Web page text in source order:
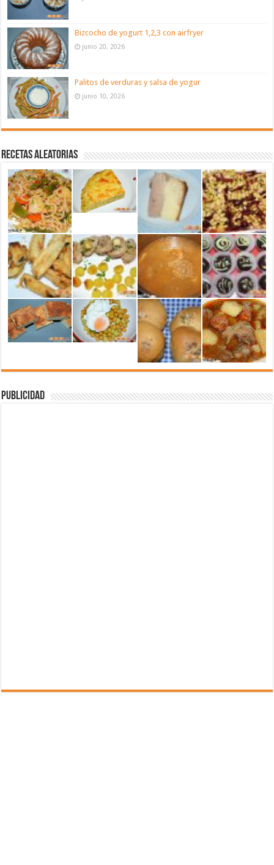
Bizcocho de yogurt 1,2,3 con airfryer
junio 20, 2026
Palitos de verduras y salsa de yogur
junio 10, 2026
Recetas aleatorias
Publicidad